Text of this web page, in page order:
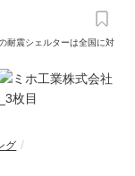
耐震シェルターは全国に対
グ